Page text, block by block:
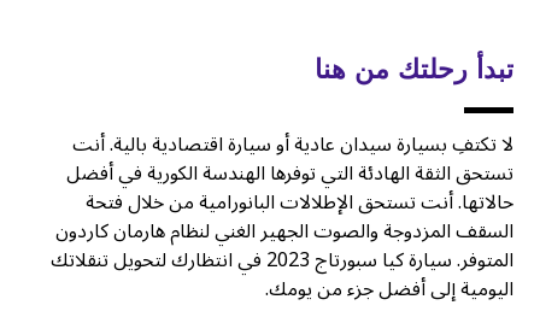
تبدأ رحلتك من هنا
لا تكتفِ بسيارة سيدان عادية أو سيارة اقتصادية بالية. أنت
تستحق الثقة الهادئة التي توفرها الهندسة الكورية في أفضل
حالاتها. أنت تستحق الإطلالات البانورامية من خلال فتحة
السقف المزدوجة والصوت الجهير الغني لنظام هارمان كاردون
المتوفر. سيارة كيا سبورتاج 2023 في انتظارك لتحويل تنقلاتك
اليومية إلى أفضل جزء من يومك.